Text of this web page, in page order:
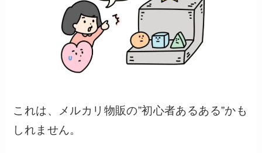
これは、メルカリ物販の”初心者あるある”かも
しれません。